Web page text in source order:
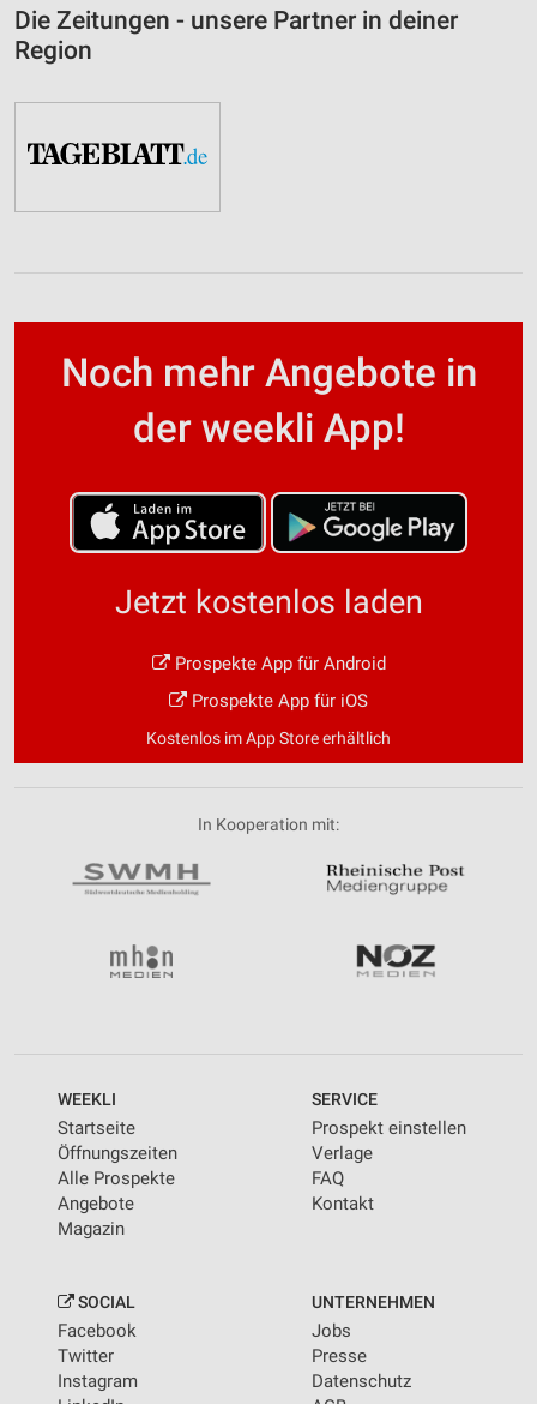
Die Zeitungen - unsere Partner in deiner
Region
Noch mehr Angebote in
der weekli App!
Jetzt kostenlos laden
Prospekte App für Android
Prospekte App für iOS
Kostenlos im App Store erhältlich
In Kooperation mit:
WEEKLI
Startseite
Öffnungszeiten
Alle Prospekte
Angebote
Magazin
SERVICE
Prospekt einstellen
Verlage
FAQ
Kontakt
SOCIAL
Facebook
Twitter
Instagram
UNTERNEHMEN
Jobs
Presse
Datenschutz